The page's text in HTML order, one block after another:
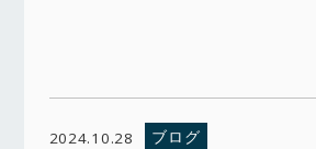
2024.10.28 ブログ